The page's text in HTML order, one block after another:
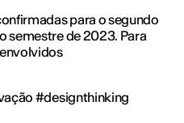
para o segundo
semestre de 2023. Para
#designthinking